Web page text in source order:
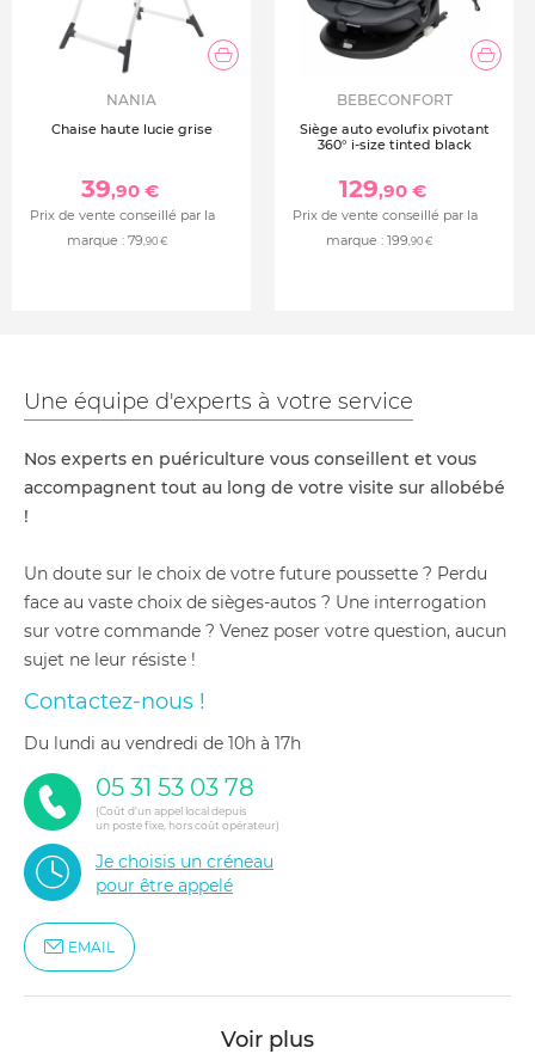
NANIA
Chaise haute lucie grise
39,90 €
Prix de vente conseillé par la
marque : 79,90 €
BEBECONFORT
Siège auto evolufix pivotant
360° i-size tinted black
129,90 €
Prix de vente conseillé par la
marque : 199,90 €
Une équipe d'experts à votre service
Nos experts en puériculture vous conseillent et vous
accompagnent tout au long de votre visite sur allobébé
!
Un doute sur le choix de votre future poussette ? Perdu
face au vaste choix de sièges-autos ? Une interrogation
sur votre commande ? Venez poser votre question, aucun
sujet ne leur résiste !
Contactez-nous !
du lundi au vendredi de 10h à 17h
05 31 53 03 78
(Coût d'un appel local depuis
un poste fixe, hors coût opérateur)
Je choisis un créneau
pour être appelé
EMAIL
Voir plus